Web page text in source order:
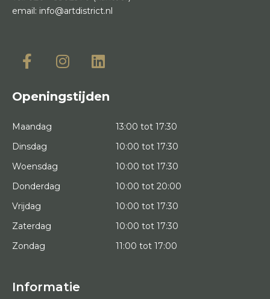
email: info@artdistrict.nl
Openingstijden
Maandag
13:00 tot 17:30
Dinsdag
10:00 tot 17:30
Woensdag
10:00 tot 17:30
Donderdag
10:00 tot 20:00
Vrijdag
10:00 tot 17:30
Zaterdag
10:00 tot 17:30
Zondag
11:00 tot 17:00
Informatie